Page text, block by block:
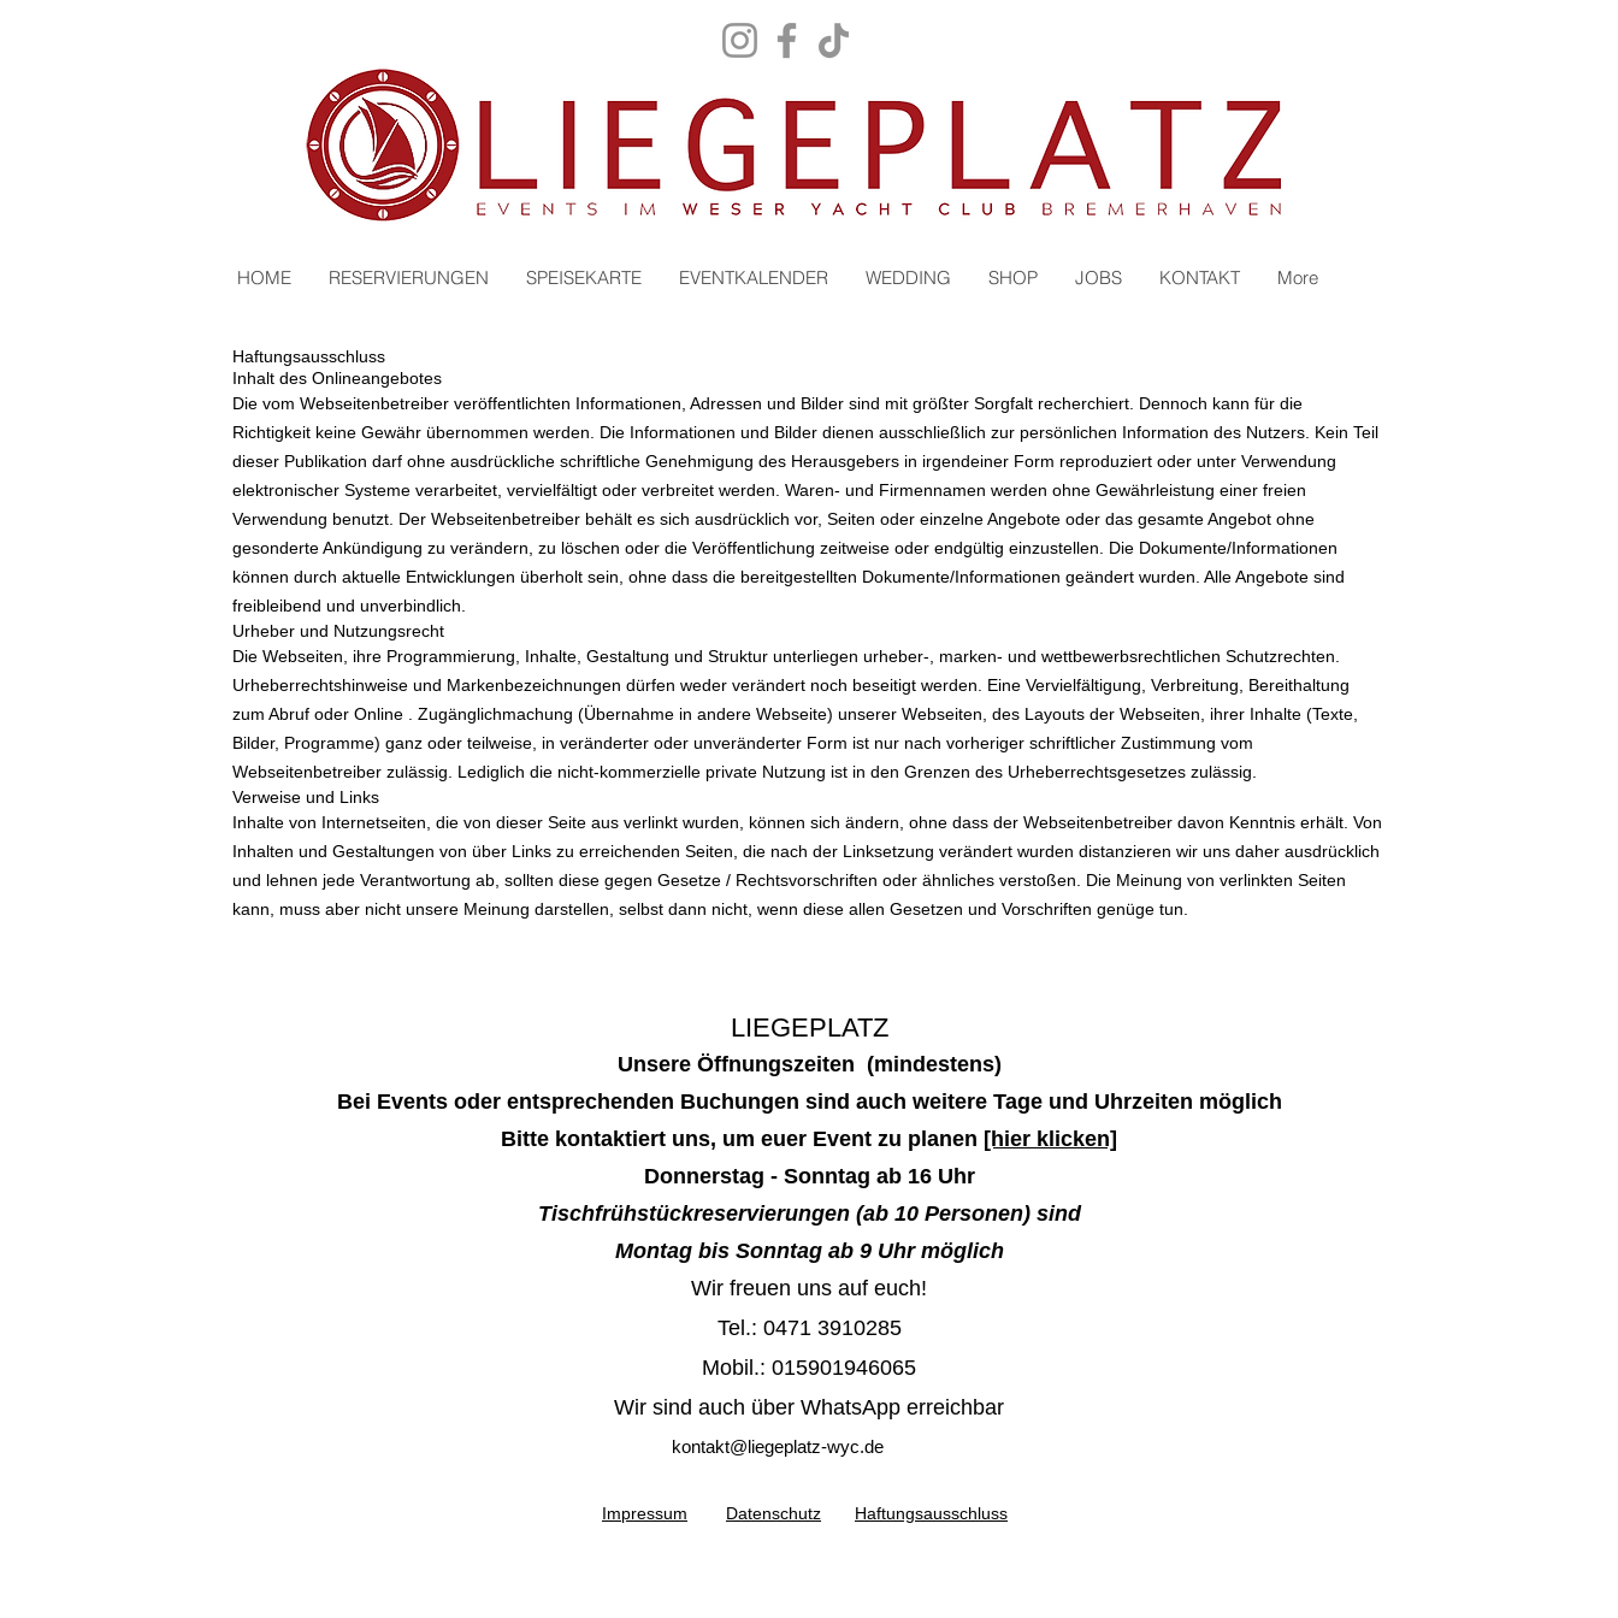
HOME RESERVIERUNGEN SPEISEKARTE EVENTKALENDER WEDDING SHOP JOBS KONTAKT More
Haftungsausschluss
Inhalt des Onlineangebotes
Die vom Webseitenbetreiber veröffentlichten Informationen, Adressen und Bilder sind mit größter Sorgfalt recherchiert. Dennoch kann für die
Richtigkeit keine Gewähr übernommen werden. Die Informationen und Bilder dienen ausschließlich zur persönlichen Information des Nutzers. Kein Teil
dieser Publikation darf ohne ausdrückliche schriftliche Genehmigung des Herausgebers in irgendeiner Form reproduziert oder unter Verwendung
elektronischer Systeme verarbeitet, vervielfältigt oder verbreitet werden. Waren- und Firmennamen werden ohne Gewährleistung einer freien
Verwendung benutzt. Der Webseitenbetreiber behält es sich ausdrücklich vor, Seiten oder einzelne Angebote oder das gesamte Angebot ohne
gesonderte Ankündigung zu verändern, zu löschen oder die Veröffentlichung zeitweise oder endgültig einzustellen. Die Dokumente/Informationen
können durch aktuelle Entwicklungen überholt sein, ohne dass die bereitgestellten Dokumente/Informationen geändert wurden. Alle Angebote sind
freibleibend und unverbindlich.
Urheber und Nutzungsrecht
Die Webseiten, ihre Programmierung, Inhalte, Gestaltung und Struktur unterliegen urheber-, marken- und wettbewerbsrechtlichen Schutzrechten.
Urheberrechtshinweise und Markenbezeichnungen dürfen weder verändert noch beseitigt werden. Eine Vervielfältigung, Verbreitung, Bereithaltung
zum Abruf oder Online . Zugänglichmachung (Übernahme in andere Webseite) unserer Webseiten, des Layouts der Webseiten, ihrer Inhalte (Texte,
Bilder, Programme) ganz oder teilweise, in veränderter oder unveränderter Form ist nur nach vorheriger schriftlicher Zustimmung vom
Webseitenbetreiber zulässig. Lediglich die nicht-kommerzielle private Nutzung ist in den Grenzen des Urheberrechtsgesetzes zulässig.
Verweise und Links
Inhalte von Internetseiten, die von dieser Seite aus verlinkt wurden, können sich ändern, ohne dass der Webseitenbetreiber davon Kenntnis erhält. Von
Inhalten und Gestaltungen von über Links zu erreichenden Seiten, die nach der Linksetzung verändert wurden distanzieren wir uns daher ausdrücklich
und lehnen jede Verantwortung ab, sollten diese gegen Gesetze / Rechtsvorschriften oder ähnliches verstoßen. Die Meinung von verlinkten Seiten
kann, muss aber nicht unsere Meinung darstellen, selbst dann nicht, wenn diese allen Gesetzen und Vorschriften genüge tun.
LIEGEPLATZ
Unsere Öffnungszeiten (mindestens)
Bei Events oder entsprechenden Buchungen sind auch weitere Tage und Uhrzeiten möglich
Bitte kontaktiert uns, um euer Event zu planen [hier klicken]
Donnerstag - Sonntag ab 16 Uhr
Tischfrühstückreservierungen (ab 10 Personen) sind
Montag bis Sonntag ab 9 Uhr möglich
Wir freuen uns auf euch!
Tel.: 0471 3910285
Mobil.: 015901946065
Wir sind auch über WhatsApp erreichbar
kontakt@liegeplatz-wyc.de
Impressum Datenschutz Haftungsausschluss